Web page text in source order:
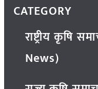
CATEGORY
राष्ट्रीय कृषि
News)